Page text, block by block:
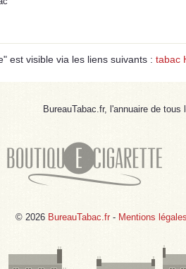
est visible via les liens suivants : tabac
BureauTabac.fr, l'annuaire de tous
© 2026 BureauTabac.fr - Mentions légales